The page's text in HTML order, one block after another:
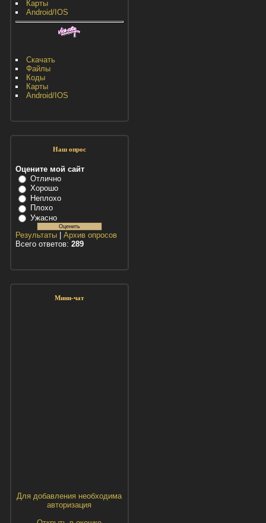
Карты
Android/IOS
Скачать
Файлы
Коды
Карты
Android/IOS
Наш опрос
Оцените мой сайт
Отлично
Хорошо
Неплохо
Плохо
Ужасно
Результаты| Архив опросов
Всего ответов: 289
Мини-чат
Для добавления необходима
авторизация